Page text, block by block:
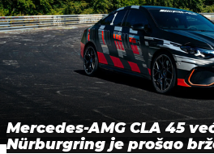
Mercedes-AMG CLA 45
Nürburgring je prošao